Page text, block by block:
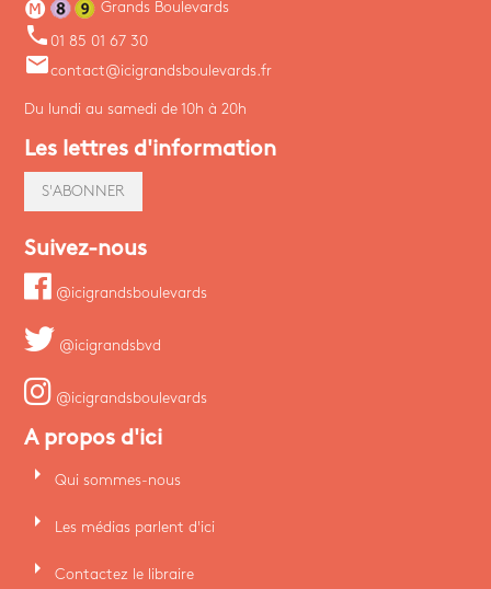
Grands Boulevards
phone 01 85 01 67 30
emailcontact@icigrandsboulevards.fr
Du lundi au samedi de 10h à 20h
Les lettres d'information
S'ABONNER
Suivez-nous
@icigrandsboulevards
@icigrandsbvd
@icigrandsboulevards
A propos d'ici
arrow_right Qui sommes-nous
arrow_right Les médias parlent d'ici
arrow_right Contactez le libraire